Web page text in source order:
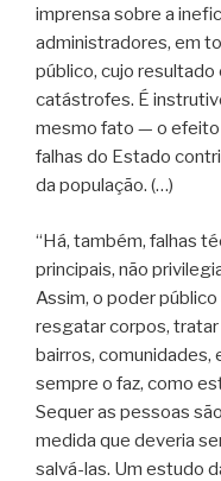
imprensa sobre a
administradores, em
público, cujo
catástrofes. É
mesmo fato — o efeito
falhas do Estado
da população. (…)
“Há, também, falhas
principais, não
Assim, o poder
resgatar corpos,
bairros, comunidades,
sempre o faz, como
Sequer as pessoas
medida que deveria
salvá-las. Um estudo